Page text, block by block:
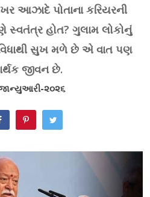
આઝાદે પોતાના કરિયરની
સ્વતંત્ર હોત? ગુલામ લોકોનું
સુખ મળે છે એ વાત પણ
જીવન છે.
૨૦૨૬